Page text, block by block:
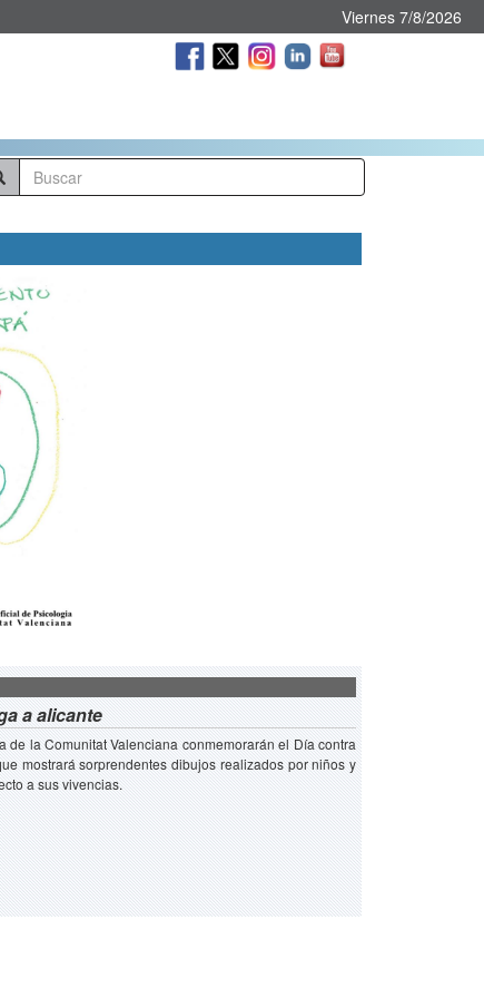
Viernes 7/8/2026
a alicante
la Comunitat Valenciana conmemorarán el Día contra
mostrará sorprendentes dibujos realizados por niños y
a sus vivencias.